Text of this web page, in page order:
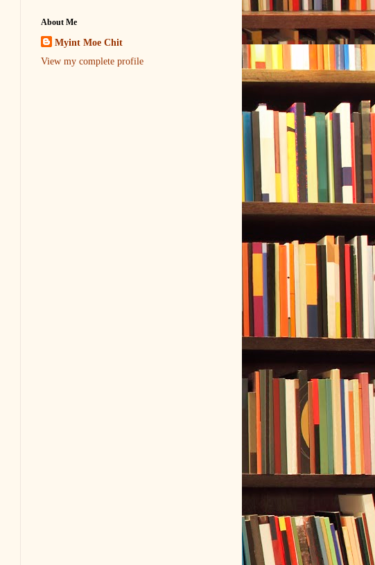
About Me
Myint Moe Chit
View my complete profile